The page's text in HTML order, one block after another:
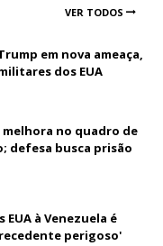
VER TODOS
em nova ameaça,
dos EUA
no quadro de
defesa busca prisão
à Venezuela é
perigoso'